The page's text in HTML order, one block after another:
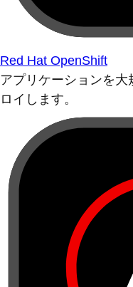
Red Hat OpenShift
アプリケーションを
ロイします。